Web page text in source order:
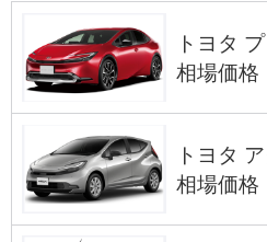
トヨタ
相場価格
トヨタ
相場価格